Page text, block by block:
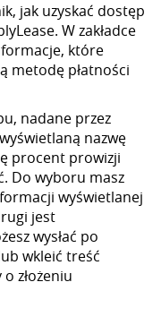
jak uzyskać dostęp
W zakładce
które
metodę płatności
nadane przez
nazwę
procent prowizji
Do wyboru masz
wyświetlanej
jest
wysłać po
wkleić treść
złożeniu